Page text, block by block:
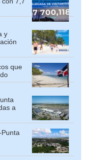
y
que
a